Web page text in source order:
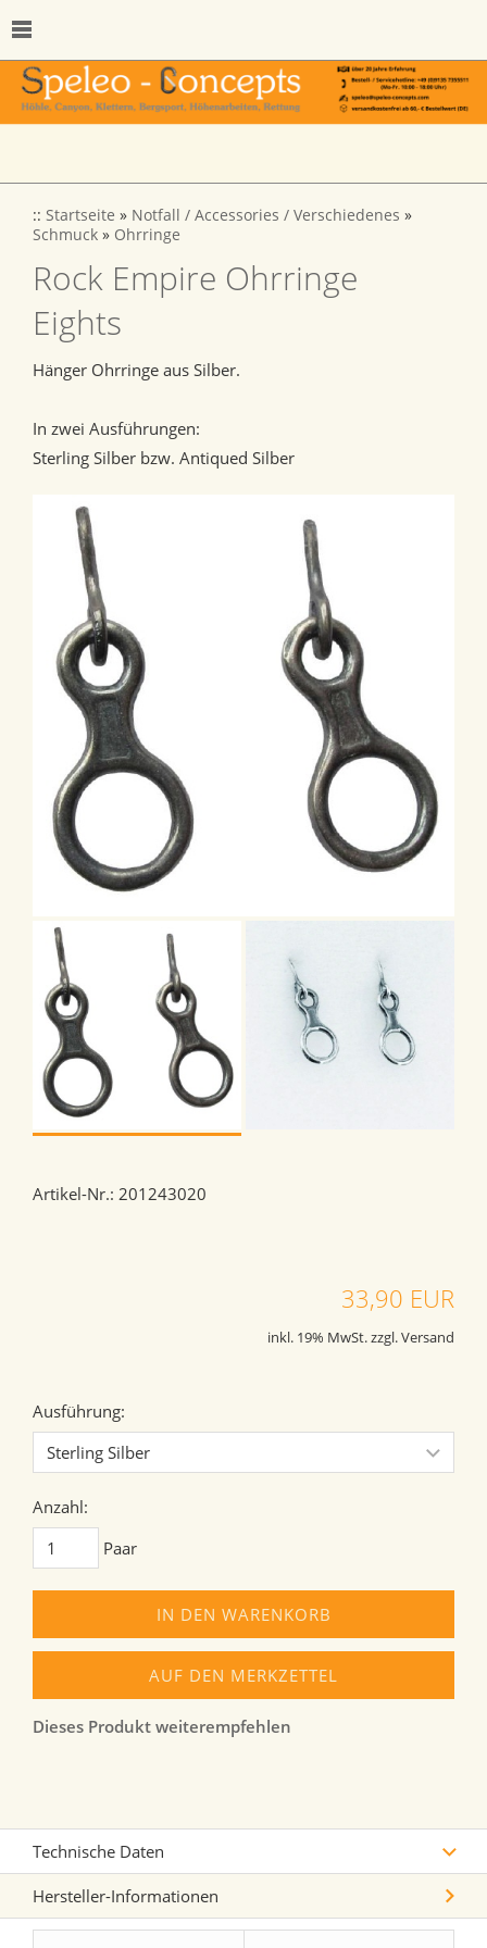
:: Startseite » Notfall / Accessories / Verschiedenes »
Schmuck » Ohrringe
Rock Empire Ohrringe
Eights
Hänger Ohrringe aus Silber.
In zwei Ausführungen:
Sterling Silber bzw. Antiqued Silber
Artikel-Nr.: 201243020
33,90 EUR
inkl. 19% MwSt. zzgl. Versand
Ausführung:
Anzahl:
Paar
IN DEN WARENKORB
AUF DEN MERKZETTEL
Dieses Produkt weiterempfehlen
Technische Daten
Hersteller-Informationen